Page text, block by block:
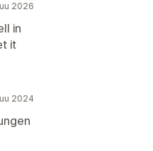
2026
in
it
2024